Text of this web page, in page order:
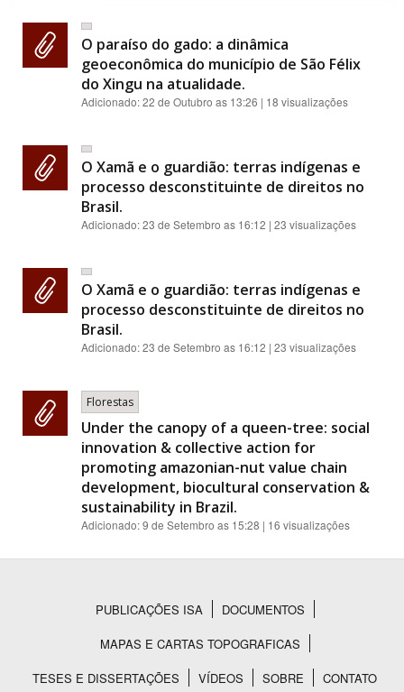
O paraíso do gado: a dinâmica
geoeconômica do município de São Félix
do Xingu na atualidade.
Adicionado:22 de Outubro as 13:26 | 18 visualizações
O Xamã e o guardião: terras indígenas e
processo desconstituinte de direitos no
Brasil.
Adicionado:23 de Setembro as 16:12 | 23 visualizações
O Xamã e o guardião: terras indígenas e
processo desconstituinte de direitos no
Brasil.
Adicionado:23 de Setembro as 16:12 | 23 visualizações
Florestas
Under the canopy of a queen-tree: social
innovation & collective action for
promoting amazonian-nut value chain
development, biocultural conservation &
sustainability in Brazil.
Adicionado:9 de Setembro as 15:28 | 16 visualizações
Rodapé
PUBLICAÇÕES ISA
DOCUMENTOS
MAPAS E CARTAS TOPOGRAFICAS
TESES E DISSERTAÇÕES
VÍDEOS SOBRE CONTATO